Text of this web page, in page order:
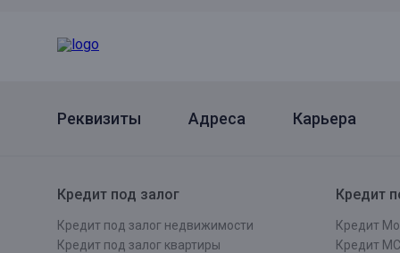
Реквизиты Адреса Карьера
Кредит под залог
Кредит под залог недвижимости
Кредит под залог квартиры
Кредит
Кредит
Кредит